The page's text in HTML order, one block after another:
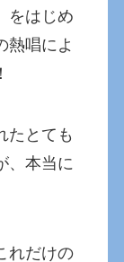
をはじめ
熱唱によ
たとても
、本当に
れだけの